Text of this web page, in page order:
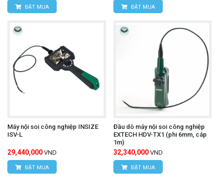
ĐẶT MUA ĐẶT MUA
Máy nội soi công nghiệp INSIZE
ISV-L
29,440,000 VND
ĐẶT MUA
Đầu dò máy nội soi công nghiệp
EXTECH HDV-TX1 (phi 6mm, cáp
1m)
32,340,000 VND
ĐẶT MUA